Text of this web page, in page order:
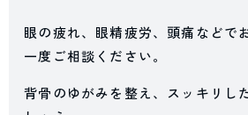
眼の疲れ、眼精疲労、頭痛などで
一度ご相談ください。
背骨のゆがみを整え、スッキリし